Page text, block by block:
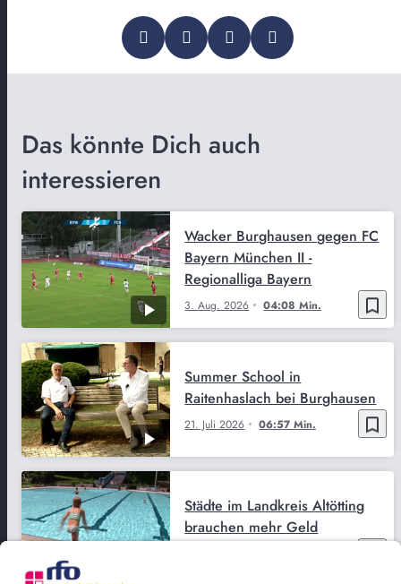
Das könnte Dich auch
interessieren
bookmark_border
3. Aug. 2026 04:08 Min.
Wacker Burghausen gegen FC
Bayern München II -
Regionalliga Bayern
bookmark_border
21. Juli 2026 06:57 Min.
Summer School in
Raitenhaslach bei Burghausen
Städte im Landkreis Altötting
brauchen mehr Geld